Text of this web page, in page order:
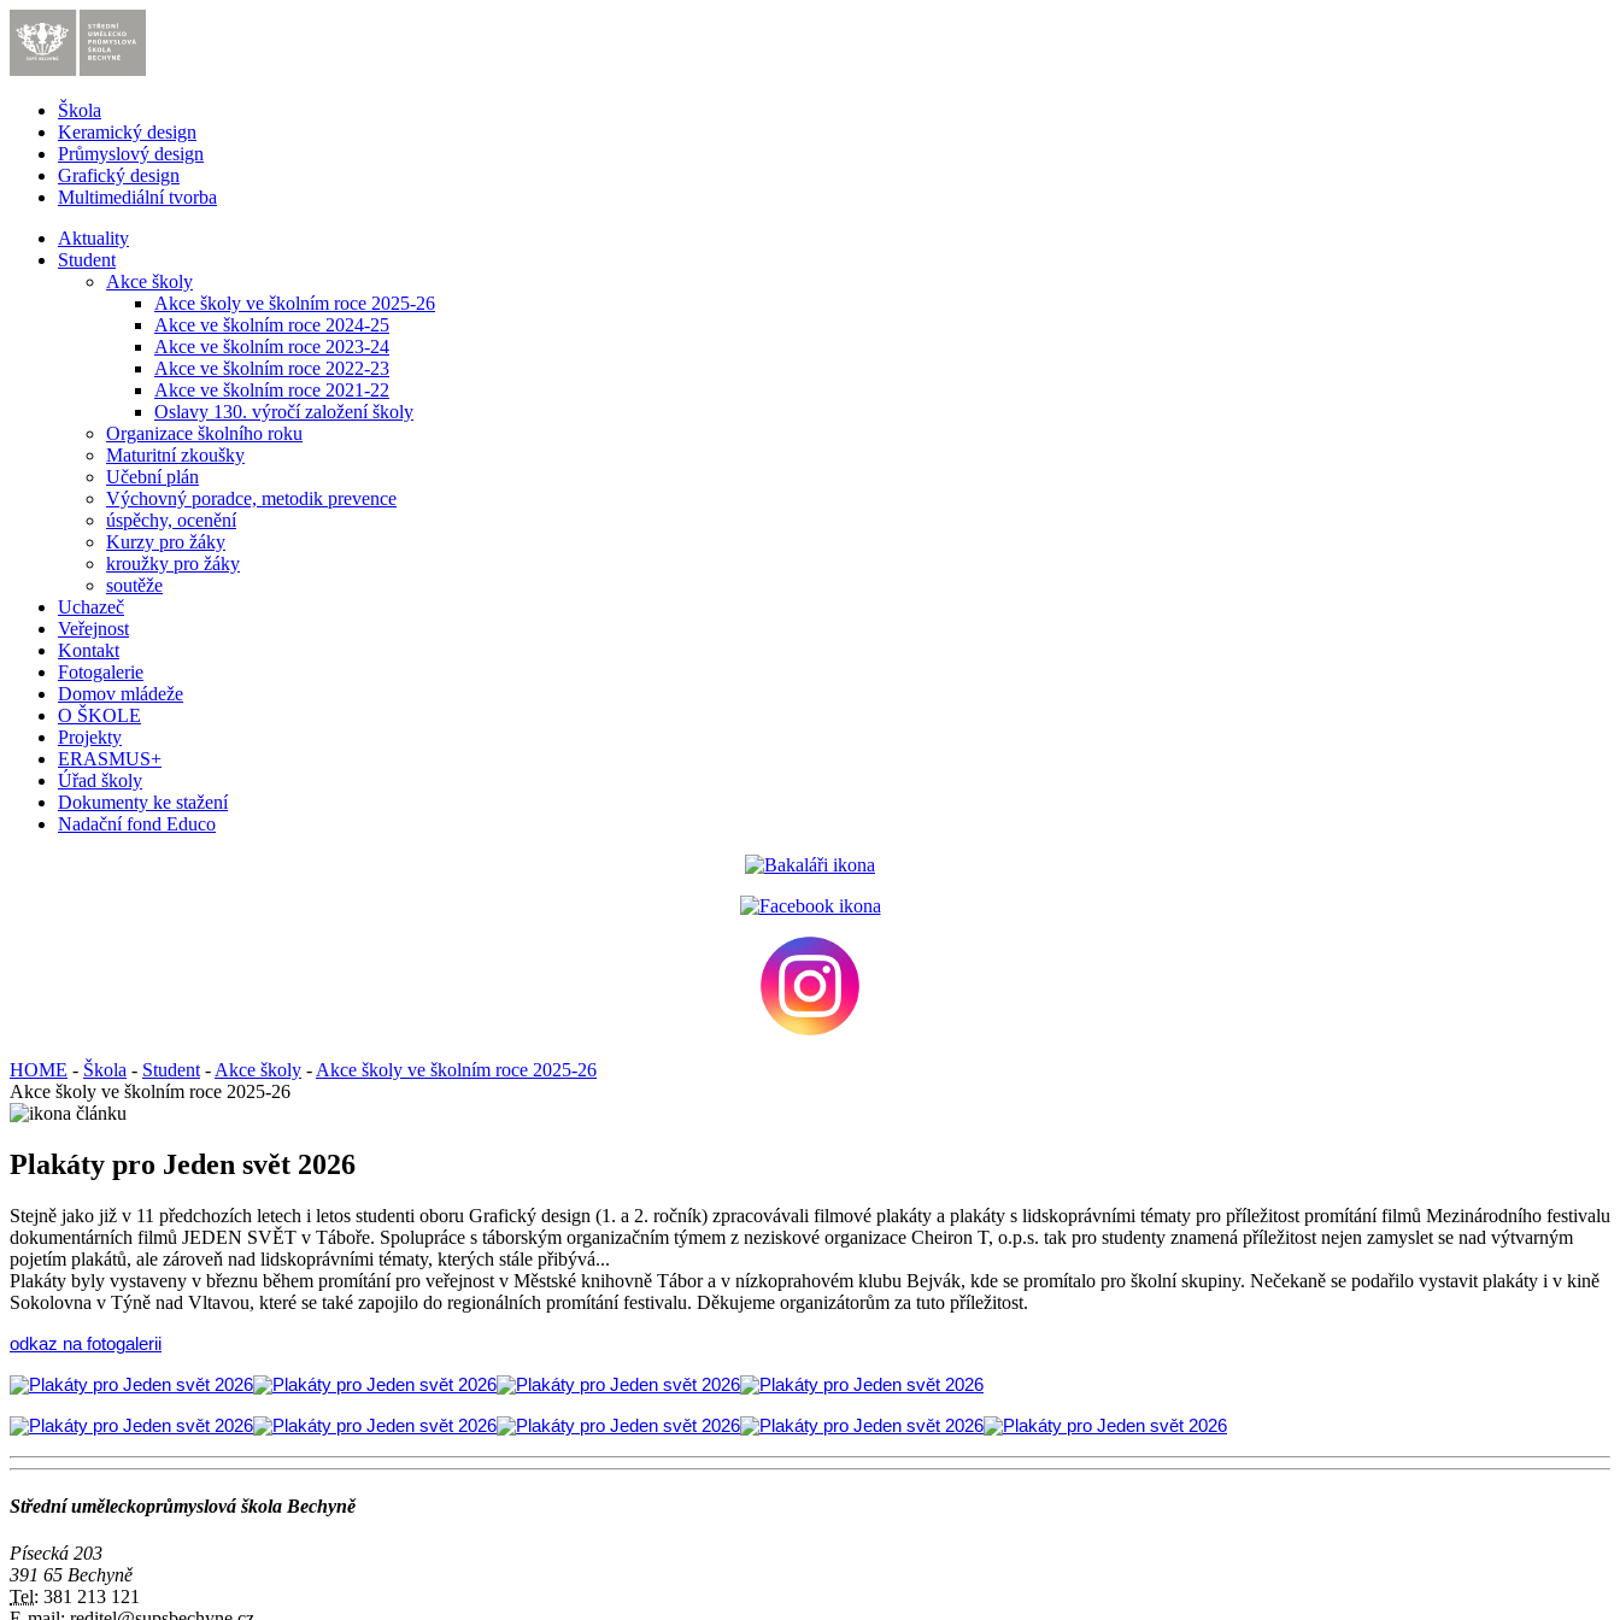
Škola
Keramický design
Průmyslový design
Grafický design
Multimediální tvorba
Aktuality
Student
Akce školy
Akce školy ve školním roce 2025-26
Akce ve školním roce 2024-25
Akce ve školním roce 2023-24
Akce ve školním roce 2022-23
Akce ve školním roce 2021-22
Oslavy 130. výročí založení školy
Organizace školního roku
Maturitní zkoušky
Učební plán
Výchovný poradce, metodik prevence
úspěchy, ocenění
Kurzy pro žáky
kroužky pro žáky
soutěže
Uchazeč
Veřejnost
Kontakt
Fotogalerie
Domov mládeže
O ŠKOLE
Projekty
ERASMUS+
Úřad školy
Dokumenty ke stažení
Nadační fond Educo
HOME - Škola - Student - Akce školy - Akce školy ve školním roce 2025-26
Akce školy ve školním roce 2025-26
Plakáty pro Jeden svět 2026
Stejně jako již v 11 předchozích letech i letos studenti oboru Grafický design (1. a 2. ročník) zpracovávali filmové plakáty a plakáty s lidskoprávními tématy pro příležitost promítání filmů Mezinárodního festivalu
dokumentárních filmů JEDEN SVĚT v Táboře. Spolupráce s táborským organizačním týmem z neziskové organizace Cheiron T, o.p.s. tak pro studenty znamená příležitost nejen zamyslet se nad výtvarným
pojetím plakátů, ale zároveň nad lidskoprávními tématy, kterých stále přibývá...
Plakáty byly vystaveny v březnu během promítání pro veřejnost v Městské knihovně Tábor a v nízkoprahovém klubu Bejvák, kde se promítalo pro školní skupiny. Nečekaně se podařilo vystavit plakáty i v kině
Sokolovna v Týně nad Vltavou, které se také zapojilo do regionálních promítání festivalu. Děkujeme organizátorům za tuto příležitost.
odkaz na fotogalerii
Střední uměleckoprůmyslová škola Bechyně
Písecká 203
391 65 Bechyně
Tel: 381 213 121